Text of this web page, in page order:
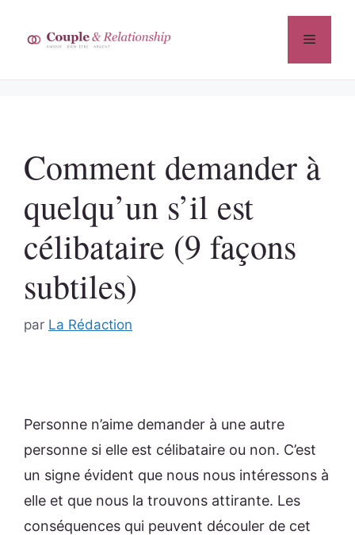
contenu
Menu
Comment demander à
quelqu’un s’il est
célibataire (9 façons
subtiles)
par La Rédaction
Personne n’aime demander à une autre
personne si elle est célibataire ou non. C’est
un signe évident que nous nous intéressons à
elle et que nous la trouvons attirante. Les
conséquences qui peuvent découler de cet